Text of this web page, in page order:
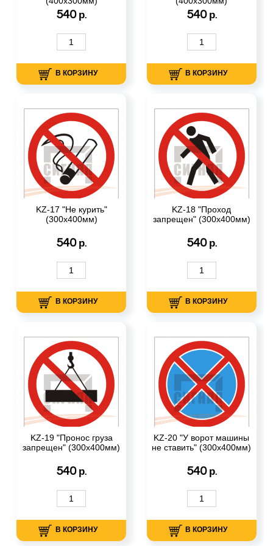
540 р.
В КОРЗИНУ
540 р.
В КОРЗИНУ
KZ-17 "Не курить"
(300х400мм)
540 р.
В КОРЗИНУ
KZ-18 "Проход
запрещен" (300х400мм)
540 р.
В КОРЗИНУ
KZ-19 "Пронос груза
запрещен" (300х400мм)
540 р.
В КОРЗИНУ
KZ-20 "У ворот машины
не ставить" (300х400мм)
540 р.
В КОРЗИНУ